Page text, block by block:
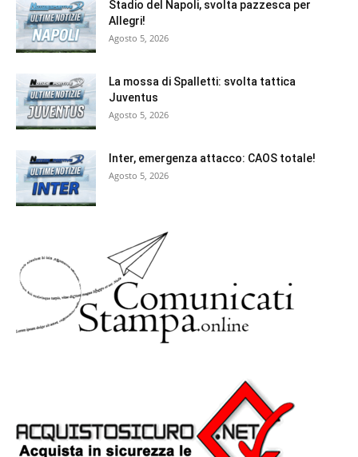
Stadio del Napoli, svolta pazzesca per
Allegri!
Agosto 5, 2026
La mossa di Spalletti: svolta tattica
Juventus
Agosto 5, 2026
Inter, emergenza attacco: CAOS totale!
Agosto 5, 2026